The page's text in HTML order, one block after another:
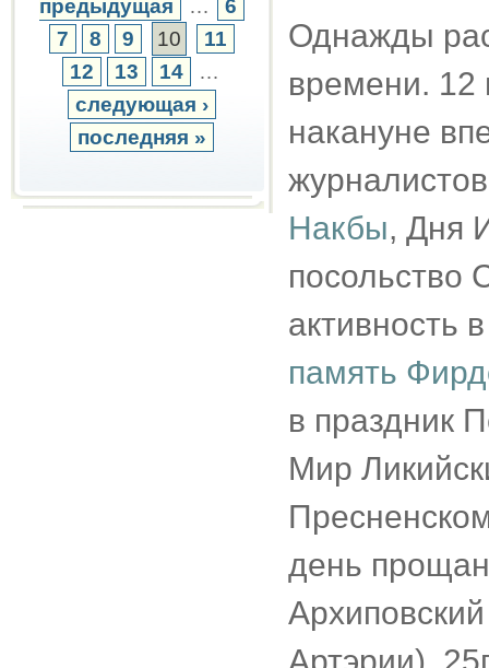
предыдущая …
6
7
8 9 10
11
12
13 14
…
следующая ›
последняя »
Однажды
времени. 12
накануне
Накбы, Дня
посольство
активность
память
в праздник
Мир
день